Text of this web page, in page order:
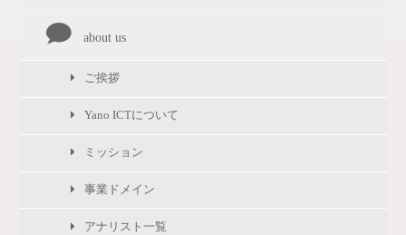
about us
ご挨拶
Yano ICTについて
ミッション
事業ドメイン
アナリスト一覧